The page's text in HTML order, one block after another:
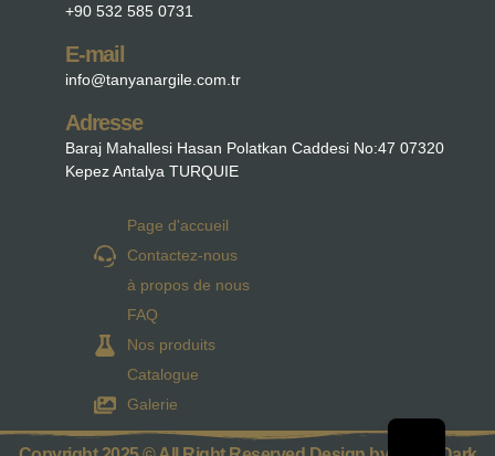
+90 532 585 0731
E-mail
info@tanyanargile.com.tr
Adresse
Baraj Mahallesi Hasan Polatkan Caddesi No:47 07320
Kepez Antalya TURQUIE
Page d'accueil
Contactez-nous
à propos de nous
FAQ
Nos produits
Catalogue
Galerie